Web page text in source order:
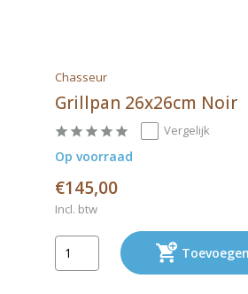
Chasseur
Grillpan 26x26cm Noir
Vergelijk
Op voorraad
€145,00
Incl. btw
Toevoegen